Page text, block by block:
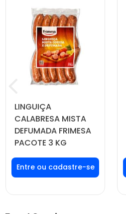
LINGUIÇA
CALABRESA MISTA
DEFUMADA FRIMESA
PACOTE 3 KG
Faça seu login ou
cadastre-se para
ver preços e